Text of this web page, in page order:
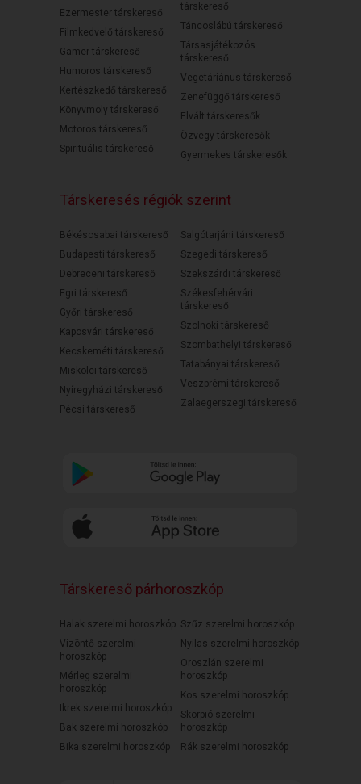
Ezermester társkereső
Filmkedvelő társkereső
Gamer társkereső
Humoros társkereső
Kertészkedő társkereső
Könyvmoly társkereső
Motoros társkereső
Spirituális társkereső
társkereső
Táncoslábú társkereső
Társasjátékozós
társkereső
Vegetáriánus társkereső
Zenefüggő társkereső
Elvált társkeresők
Özvegy társkeresők
Gyermekes társkeresők
Társkeresés régiók szerint
Békéscsabai társkereső
Budapesti társkereső
Debreceni társkereső
Egri társkereső
Győri társkereső
Kaposvári társkereső
Kecskeméti társkereső
Miskolci társkereső
Nyíregyházi társkereső
Pécsi társkereső
Salgótarjáni társkereső
Szegedi társkereső
Szekszárdi társkereső
Székesfehérvári
társkereső
Szolnoki társkereső
Szombathelyi társkereső
Tatabányai társkereső
Veszprémi társkereső
Zalaegerszegi társkereső
Társkereső párhoroszkóp
Halak szerelmi horoszkóp
Vízöntő szerelmi
horoszkóp
Mérleg szerelmi
horoszkóp
Ikrek szerelmi horoszkóp
Bak szerelmi horoszkóp
Bika szerelmi horoszkóp
Szűz szerelmi horoszkóp
Nyilas szerelmi horoszkóp
Oroszlán szerelmi
horoszkóp
Kos szerelmi horoszkóp
Skorpió szerelmi
horoszkóp
Rák szerelmi horoszkóp